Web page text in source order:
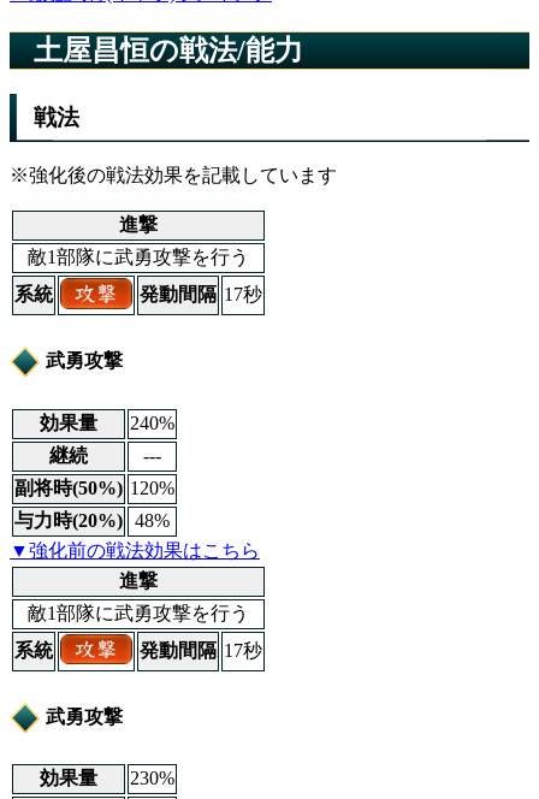
土屋昌恒の戦法/能力
戦法
※強化後の戦法効果を記載しています
進撃
敵1部隊に武勇攻撃を行う
系統
発動間隔 17秒
武勇攻撃
効果量
240%
継続
---
副将時(50%) 120%
与力時(20%) 48%
▼強化前の戦法効果はこちら
進撃
敵1部隊に武勇攻撃を行う
系統
発動間隔 17秒
武勇攻撃
効果量
230%